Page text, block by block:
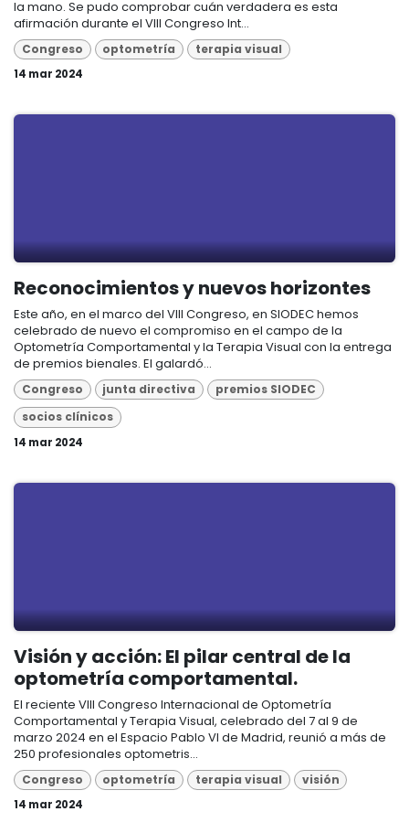
la mano. Se pudo comprobar cuán verdadera es esta
afirmación durante el VIII Congreso Int...
Congreso optometría terapia visual
14 mar 2024
Reconocimientos y nuevos horizontes
Este año, en el marco del VIII Congreso, en SIODEC hemos
celebrado de nuevo el compromiso en el campo de la
Optometría Comportamental y la Terapia Visual con la entrega
de premios bienales. El galardó...
Congreso junta directiva
premios SIODEC
socios clínicos
14 mar 2024
Visión y acción: El pilar central de la
optometría comportamental.
El reciente VIII Congreso Internacional de Optometría
Comportamental y Terapia Visual, celebrado del 7 al 9 de
marzo 2024 en el Espacio Pablo VI de Madrid, reunió a más de
250 profesionales optometris...
Congreso optometría terapia visual visión
14 mar 2024